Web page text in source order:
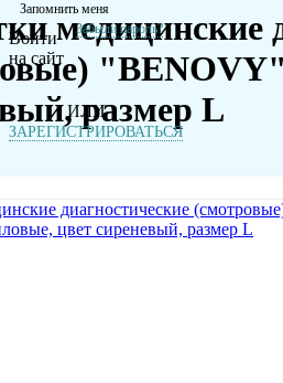
Запомнить меня
Забыли пароль?
Войти
на сайт
ИЛИ
ЗАРЕГИСТРИРОВАТЬСЯ
медицинские
размер L